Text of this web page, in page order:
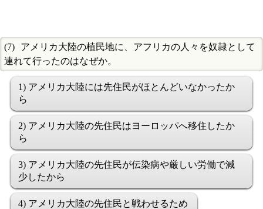
アメリカ大陸の植民地に、アフリカの人々を奴隷として
連れて行ったのはなぜか。
1) アメリカ大陸には先住民がほとんどいなかったか
ら
2) アメリカ大陸の先住民はヨーロッパへ移住したか
ら
3) アメリカ大陸の先住民が伝染病や厳しい労働で減
少したから
4) アメリカ大陸の先住民と戦わせるため